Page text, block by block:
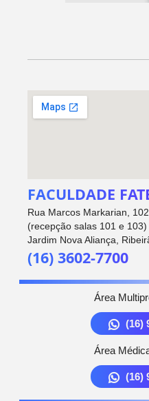
FACULDADE
Rua Marcos Markarian,
(recepção salas 101 e 103)
Jardim Nova Aliança,
(16) 3602-7700
Área
(16)
Área
(16)